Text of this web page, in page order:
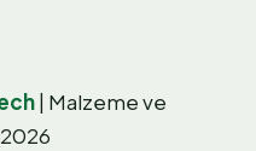
| Malzeme ve